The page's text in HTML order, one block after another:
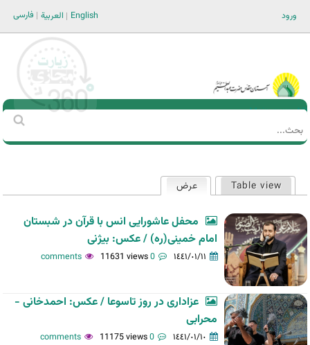
ورود فارسی العربية English
Main men-AR
استمارة
‏
الأساسية
Table view عرض
محفل عاشورایی انس با قرآن در شبستان
امام خمینی(ره) / عکس: بیژنی
١٤٤١/٠١/١١ 0 comments
11631 views
عزاداری در روز تاسوعا / عکس: احمدخانی -
محرابی
١٤٤١/٠١/١٠ 0 comments
11175 views